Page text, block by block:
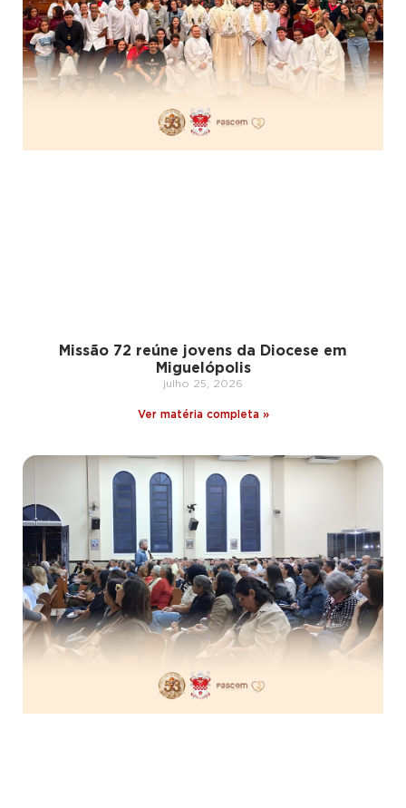
Missão 72 reúne jovens da Diocese em
Miguelópolis
julho 25, 2026
Ver matéria completa »